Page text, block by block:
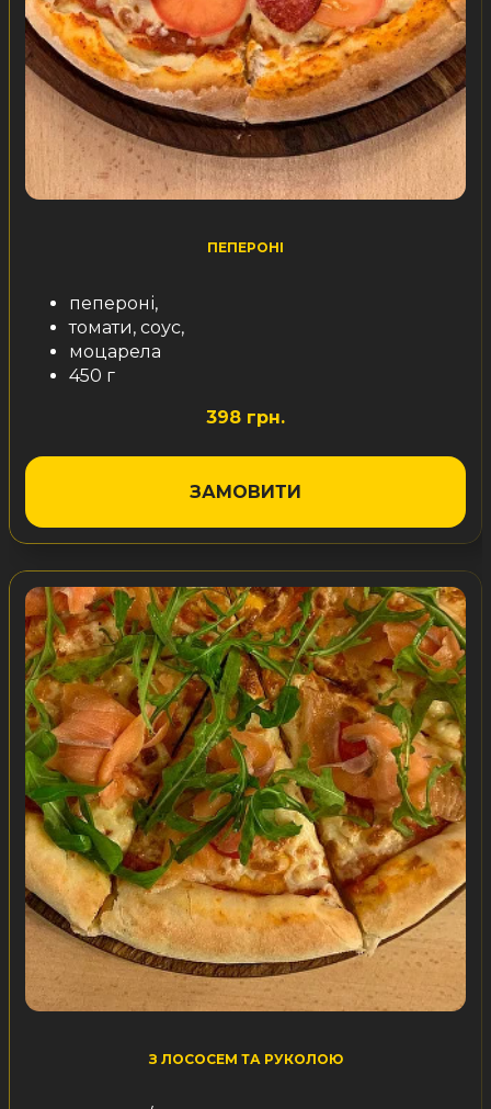
ПЕПЕРОНІ
пепероні,
томати, соус,
моцарела
450 г
398 грн.
ЗАМОВИТИ
З ЛОСОСЕМ ТА РУКОЛОЮ